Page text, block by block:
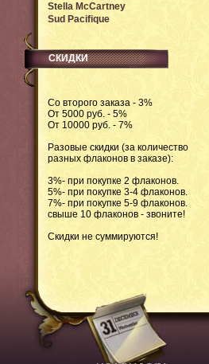
Stella McCartney
Sud Pacifique
СКИДКИ
Со второго заказа - 3%
От 5000 руб. - 5%
От 10000 руб. - 7%
Разовые скидки (за количество
разных флаконов в заказе):
3%- при покупке 2 флаконов.
5%- при покупке 3-4 флаконов.
7%- при покупке 5-9 флаконов.
свыше 10 флаконов - звоните!
Скидки не суммируются!